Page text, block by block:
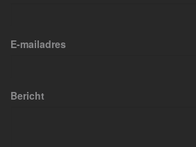
E-mailadres
Bericht